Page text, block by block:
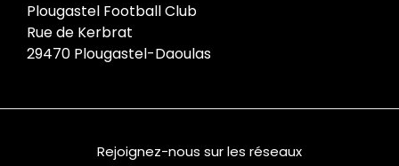
Plougastel Football Club
Rue de Kerbrat
29470 Plougastel-Daoulas
Rejoignez-nous sur les réseaux